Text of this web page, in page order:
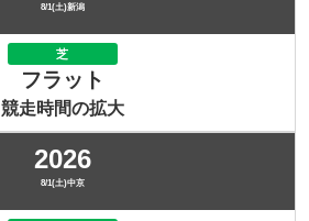
8/1(土)新潟
芝
フラット
競走時間の拡大
2026
8/1(土)中京